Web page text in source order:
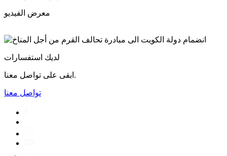
معرض الفيديو
لديك استفسارات
ابقى على تواصل معنا.
تواصل معنا